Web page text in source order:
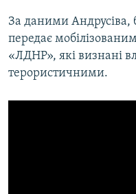
За даними Андрусіва,
передає
«ЛДНР», які визнані
терористичними.